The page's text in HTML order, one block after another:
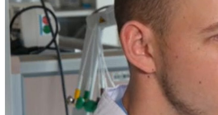
Медицински факултет
Факултет по дентална медицина
Фармацевтичен факултет
Факултет по обществено здраве
Филиал „Проф. д-р Ив. Митев” –
Враца
Медицински колеж – София